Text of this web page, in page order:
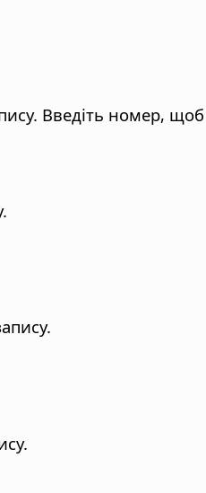
Введіть номер, щоб